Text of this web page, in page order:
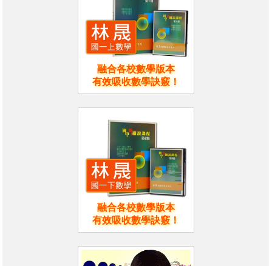
融合各校數學版本
有效吸收數學訣竅！
融合各校數學版本
有效吸收數學訣竅！